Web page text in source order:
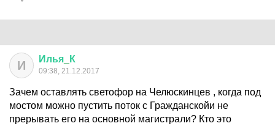
И Илья К
09:38, 21.12.2017
Зачем оставлять светофор на Челюскинцев , когда под
мостом можно пустить поток с Гражданскойи не
прерывать его на основной магистрали? Кто это